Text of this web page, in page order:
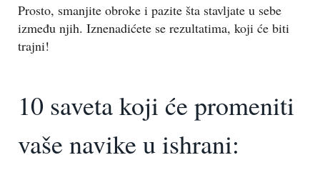
Prosto, smanjite obroke i pazite šta stavljate u sebe
između njih. Iznenadićete se rezultatima, koji će biti
trajni!
10 saveta koji će promeniti
vaše navike u ishrani: